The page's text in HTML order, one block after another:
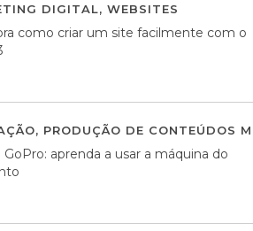
DIGITAL, WEBSITES
como criar um site facilmente com o
, PRODUÇÃO DE CONTEÚDOS
GoPro: aprenda a usar a máquina do